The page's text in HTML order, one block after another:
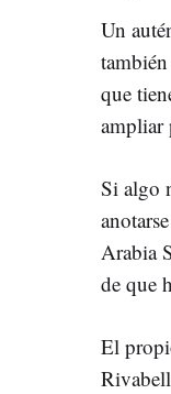
Un
que
ampliar
Si algo
Arabia
de que
El